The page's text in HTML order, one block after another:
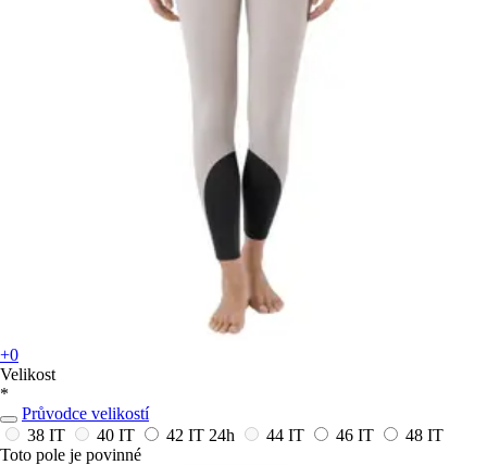
+0
Velikost
*
Průvodce velikostí
38 IT
40 IT 42 IT 24h 44 IT 46 IT
48 IT
Toto pole je povinné